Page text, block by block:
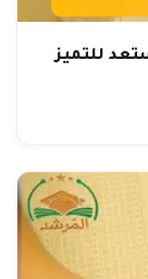
للتميز